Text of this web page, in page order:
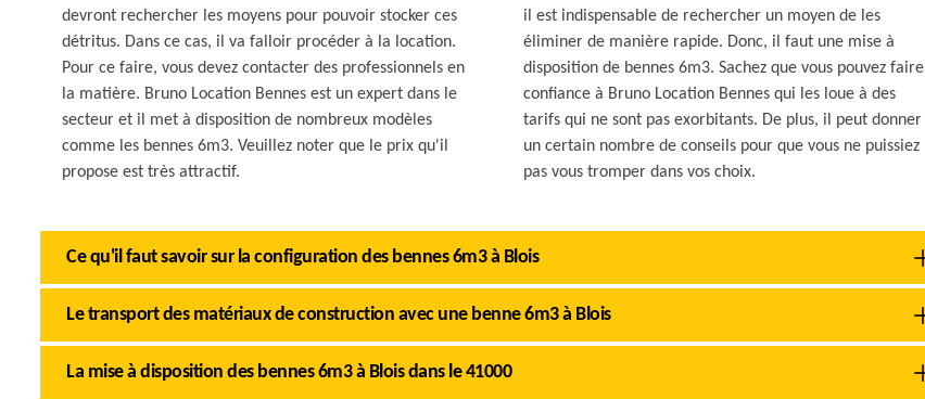
devront rechercher les moyens pour pouvoir stocker ces
détritus. Dans ce cas, il va falloir procéder à la location.
Pour ce faire, vous devez contacter des professionnels en
la matière. Bruno Location Bennes est un expert dans le
secteur et il met à disposition de nombreux modèles
comme les bennes 6m3. Veuillez noter que le prix qu'il
propose est très attractif.
il est indispensable de rechercher un moyen de les
éliminer de manière rapide. Donc, il faut une mise à
disposition de bennes 6m3. Sachez que vous pouvez faire
confiance à Bruno Location Bennes qui les loue à des
tarifs qui ne sont pas exorbitants. De plus, il peut donner
un certain nombre de conseils pour que vous ne puissiez
pas vous tromper dans vos choix.
Ce qu'il faut savoir sur la configuration des bennes 6m3 à Blois
Le transport des matériaux de construction avec une benne 6m3 à Blois
La mise à disposition des bennes 6m3 à Blois dans le 41000